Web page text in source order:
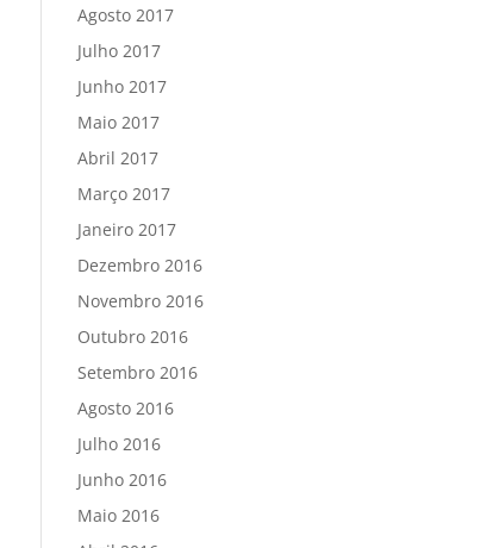
Agosto 2017
Julho 2017
Junho 2017
Maio 2017
Abril 2017
Março 2017
Janeiro 2017
Dezembro 2016
Novembro 2016
Outubro 2016
Setembro 2016
Agosto 2016
Julho 2016
Junho 2016
Maio 2016